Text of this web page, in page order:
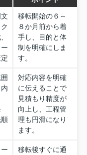
移転開始の６～
８か月前から着
手し、目的と体
制を明確にしま
す。
対応内容を明確
に伝えることで
見積もり精度が
向上し、工程管
理も円滑になり
ます。
移転後すぐに通